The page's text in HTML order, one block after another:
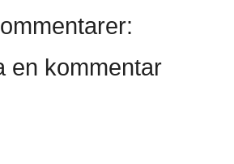
en kommentar